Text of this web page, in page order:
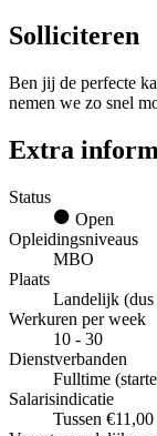
Solliciteren
Ben jij de perfecte
nemen we zo snel
Extra
Status
Open
Opleidingsniveaus
MBO
Plaats
Landelijk
Werkuren per week
10 - 30
Dienstverbanden
Fulltime
Salarisindicatie
Tussen